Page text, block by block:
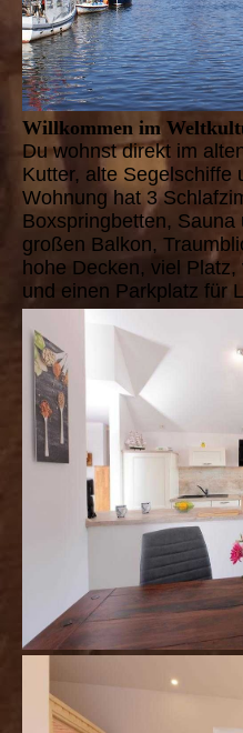
Willkommen im
Du wohnst direkt im
Kutter, alte Segelschiffe
Wohnung hat 3
Boxspringbetten,
großen Balkon,
hohe Decken, viel
und einen Parkplatz für